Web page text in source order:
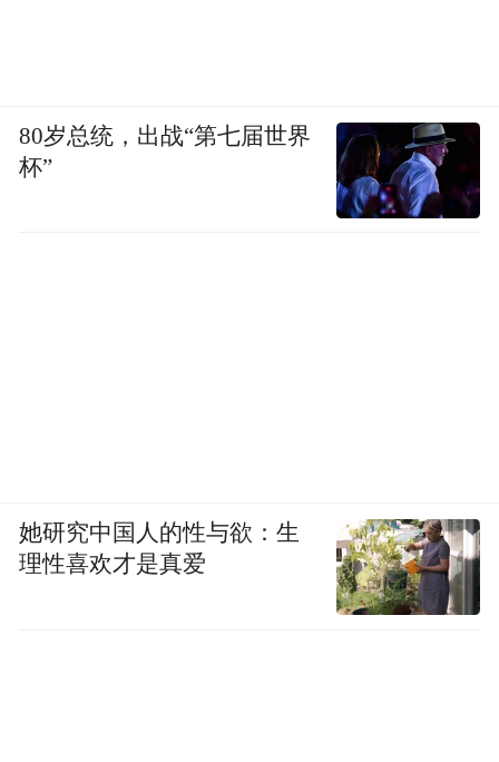
80岁总统，出战“第七届世界
杯”
她研究中国人的性与欲：生
理性喜欢才是真爱